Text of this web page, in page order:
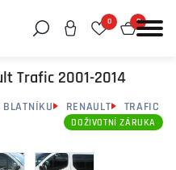
0 0
Trafic 2001-2014
BLATNÍKU RENAULT TRAFIC
DOŽIVOTNÍ ZÁRUKA
něco najít?